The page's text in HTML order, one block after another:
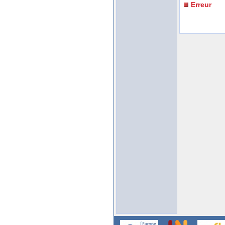
Erreur